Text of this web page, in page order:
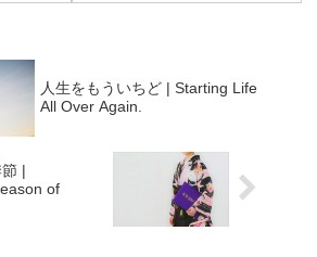
人生をもういちど | Starting Life
All Over Again.
|
of